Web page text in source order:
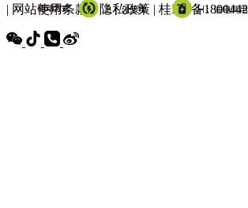
| 网站使用条款 | 隐私政策 | 桂ICP备